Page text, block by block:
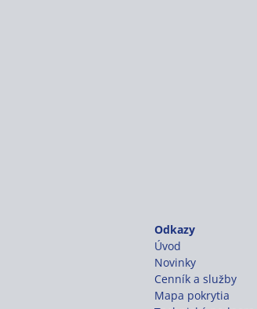
Odkazy
Úvod
Novinky
Cenník a služby
Mapa pokrytia